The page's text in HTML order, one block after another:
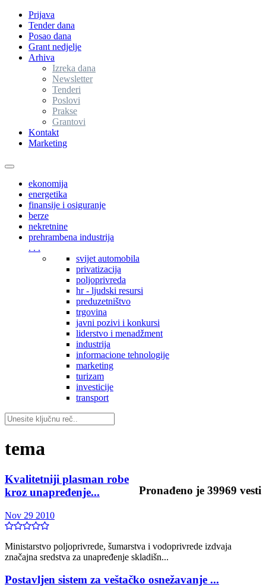
Prijava
Tender dana
Posao dana
Grant nedjelje
Arhiva
Izreka dana
Newsletter
Tenderi
Poslovi
Prakse
Grantovi
Kontakt
Marketing
Toggle
navigationekonomija
energetika
finansije i osiguranje
berze
nekretnine
prehrambena industrija
. . .
svijet automobila
privatizacija
poljoprivreda
hr - ljudski resursi
preduzetništvo
trgovina
javni pozivi i konkursi
liderstvo i menadžment
industrija
informacione tehnologije
marketing
turizam
investicije
transport
tema
Pronađeno je 39969 vesti
Kvalitetniji plasman robe
kroz unapređenje...
Nov 29 2010
Ministarstvo poljoprivrede, šumarstva i vodoprivrede izdvaja
značajna sredstva za unapređenje skladišn...
Postavljen sistem za veštačko osnežavanje ...